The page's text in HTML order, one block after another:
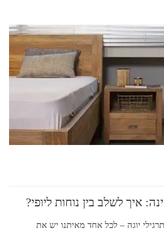
איך לשלב בין נוחות ליופי?
יוגה – לכל אחד מאיתנו יש את